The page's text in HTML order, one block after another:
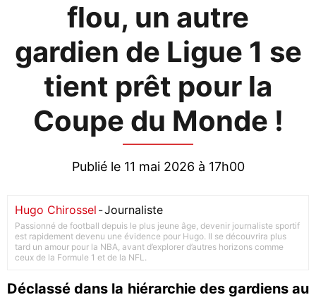
flou, un autre
gardien de Ligue 1 se
tient prêt pour la
Coupe du Monde !
Publié le 11 mai 2026 à 17h00
Hugo Chirossel -Journaliste
Passionné de football depuis le plus jeune âge, devenir journaliste sportif
est rapidement devenu une évidence pour Hugo. Il se découvrira plus
tard un amour pour la NBA, avant d’explorer d’autres horizons comme
ceux de la Formule 1 et de la NFL.
Déclassé dans la hiérarchie des gardiens au